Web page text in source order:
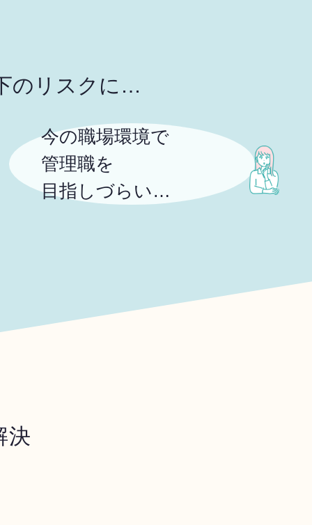
のリスクに…
今の職場環境で
管理職を
目指しづらい…
決